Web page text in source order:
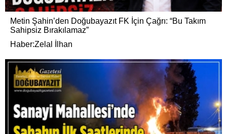
Metin Şahin’den Doğubayazıt FK İçin Çağrı: “Bu Takım
Sahipsiz Bırakılamaz”
Haber:Zelal İlhan